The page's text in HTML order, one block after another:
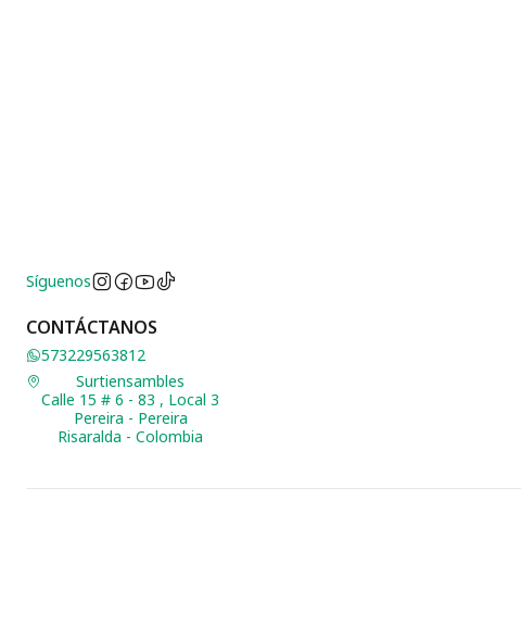
Síguenos
CONTÁCTANOS
573229563812
Surtiensambles
Calle 15 # 6 - 83 , Local 3
Pereira - Pereira
Risaralda - Colombia